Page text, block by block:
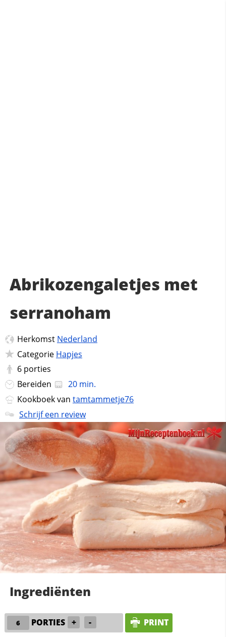
Abrikozengaletjes met
serranoham
Herkomst Nederland
Categorie Hapjes
6 porties
Bereiden
20 min.
Kookboek van tamtammetje76
Schrijf een review
Ingrediënten
PORTIES + - PRINT